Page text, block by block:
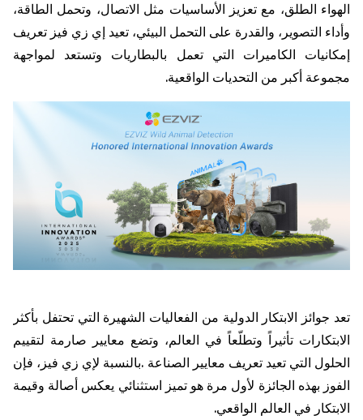
الهواء الطلق، مع تعزيز الأساسيات مثل الاتصال، وتحمل الطاقة،
وأداء التصوير، والقدرة على التحمل البيئي، تعيد إي زي فيز تعريف
إمكانيات
الكاميرات التي تعمل بالبطاريات وتستعد
لمواجهة
مجموعة أكبر من التحديات الواقعية.
تعد جوائز الابتكار الدولية من الفعاليات الشهيرة التي تحتفل بأكثر
الابتكارات تأثيراً وتطلّعاً في العالم، وتضع معايير صارمة لتقييم
الحلول التي تعيد تعريف معايير الصناعة .بالنسبة لإي زي فيز، فإن
الفوز بهذه الجائزة لأول مرة هو تميز استثنائي يعكس أصالة وقيمة
الابتكار في العالم الواقعي.